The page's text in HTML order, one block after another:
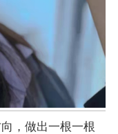
，做出一根一根